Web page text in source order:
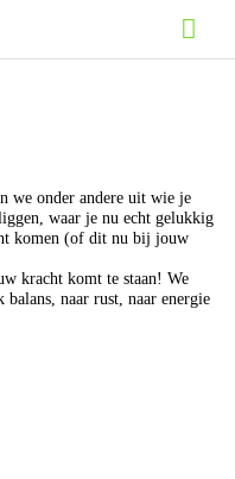
we onder andere uit wie je
waar je nu echt gelukkig
komen (of dit nu bij jouw
kracht komt te staan! We
balans, naar rust, naar energie